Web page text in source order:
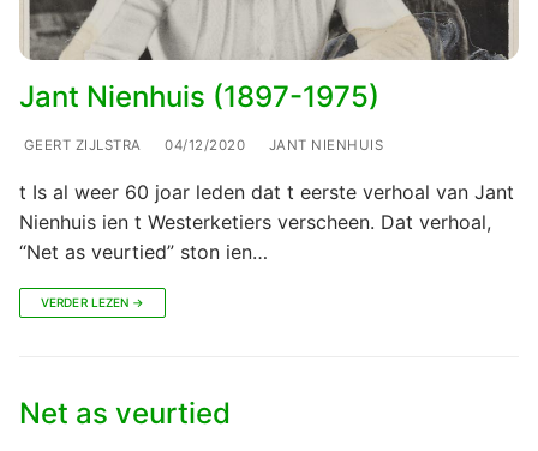
Jant Nienhuis (1897-1975)
GEERT ZIJLSTRA 04/12/2020 JANT NIENHUIS
t Is al weer 60 joar leden dat t eerste verhoal van Jant
Nienhuis ien t Westerketiers verscheen. Dat verhoal,
“Net as veurtied” ston ien…
VERDER LEZEN →
Net as veurtied